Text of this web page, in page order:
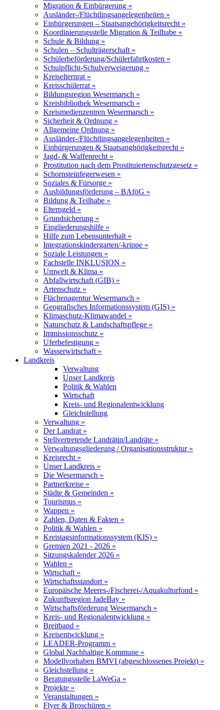
Migration & Einbürgerung »
Ausländer-/Flüchtlingsangelegenheiten »
Einbürgerungen – Staatsangehörigkeitsrecht »
Koordinierungsstelle Migration & Teilhabe »
Schule & Bildung »
Schulen – Schulträgerschaft »
Schülerbeförderung/Schülerfahrtkosten »
Schulpflicht-Schulverweigerung »
Kreiselternrat »
Kreisschülerrat »
Bildungsregion Wesermarsch »
Kreisbibliothek Wesermarsch »
Kreismedienzentren Wesermarsch »
Sicherheit & Ordnung »
Allgemeine Ordnung »
Ausländer-/Flüchtlingsangelegenheiten »
Einbürgerungen & Staatsanghörigkeitsrecht »
Jagd- & Waffenrecht »
Prostitution nach dem Prostituiertenschutzgesetz »
Schornsteinfegerwesen »
Soziales & Fürsorge »
Ausbildungsförderung – BAföG »
Bildung & Teilhabe »
Elterngeld »
Grundsicherung »
Eingliederungshilfe »
Hilfe zum Lebensunterhalt »
Integrationskindergarten/-krippe »
Soziale Leistungen »
Fachstelle INKLUSION »
Umwelt & Klima »
Abfallwirtschaft (GIB) »
Artenschutz »
Flächenagentur Wesermarsch »
Geografisches Informationssystem (GIS) »
Klimaschutz-Klimawandel »
Naturschutz & Landschaftspflege »
Immissionsschutz »
Uferbefestigung »
Wasserwirtschaft »
Landkreis
Verwaltung
Unser Landkreis
Politik & Wahlen
Wirtschaft
Kreis- und Regionalentwicklung
Gleichstellung
Verwaltung »
Der Landrat »
Stellvertretende Landrätin/Landräte »
Verwaltungsgliederung / Organisationsstruktur »
Kreisrecht »
Unser Landkreis »
Die Wesermarsch »
Partnerkreise »
Städte & Gemeinden »
Tourismus »
Wappen »
Zahlen, Daten & Fakten »
Politik & Wahlen »
Kreistagsinformationssystem (KIS) »
Gremien 2021 - 2026 »
Sitzungskalender 2026 »
Wahlen »
Wirtschaft »
Wirtschaftsstandort »
Europäische Meeres-/Fischerei-/Aquakulturfond »
Zukunftsregion JadeBay »
Wirtschaftsförderung Wesermarsch »
Kreis- und Regionalentwicklung »
Breitband »
Kreisentwicklung »
LEADER-Programm »
Global Nachhaltige Kommune »
Modellvorhaben BMVI (abgeschlossenes Projekt) »
Gleichstellung »
Beratungsstelle LaWeGa »
Projekte »
Veranstaltungen »
Flyer & Broschüren »